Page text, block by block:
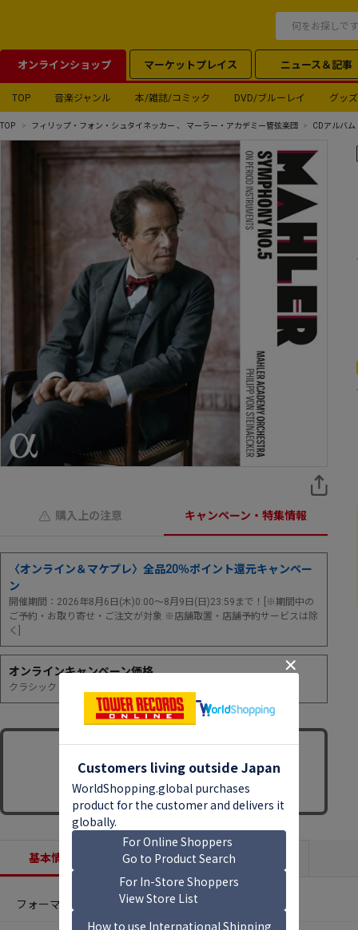
オンラインショップ マーケットプレイス ニュース＆記事
TOP 音楽ジャンル 本/雑誌/コミック DVD/ブルーレイ グッズ
TOP フィリップ・フォン・シュタイネッカー 、 マーラー・アカデミー管弦楽団 CDアルバム
購入上の注意 キャンペーン・特集情報
〈オンライン＆マケプレ〉全品20％ポイント還元キャンペー
ン
開催期間：2026年8月6日(木)0:00～8月9日(日)23:59まで！[※期間中の
ご予約・お取り寄せ・ご注文が対象 ※店舗取置・店舗予約サービスは除
く]
オンラインキャンペーン価格
クラシック スペシャルプライス15％オフ
基本情報 収録内容
フォーマット CDアルバム